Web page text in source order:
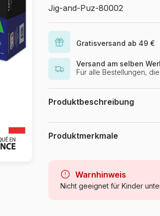
Jig-and-Puz-80002
Gratisversand ab 49 €
Versand am selben
Für alle Bestellungen,
Produktbeschreibung
Tapis de Puzzles - 300 à 1000
pour assembler, transporter et
non contractuelle et peut varier
Produktmerkmale
Kategorie
Alter
Warnhinweis
Nicht geeignet für Kinder